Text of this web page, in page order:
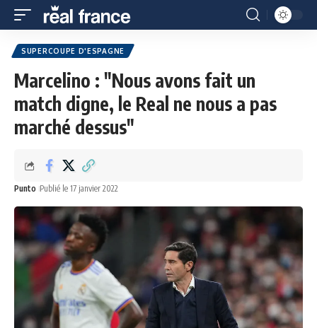
SUPERCOUPE D'ESPAGNE
Marcelino : "Nous avons fait un
match digne, le Real ne nous a pas
marché dessus"
Punto Publié le 17 janvier 2022